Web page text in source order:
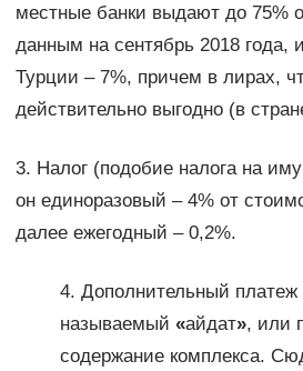
местные банки выдают до 75%
данным на сентябрь 2018 года,
Турции – 7%, причем в лирах,
действительно выгодно (в
3. Налог (подобие налога на
он единоразовый – 4% от
далее ежегодный – 0,2%.
4. Дополнительный платеж
называемый «айдат», или
содержание комплекса.